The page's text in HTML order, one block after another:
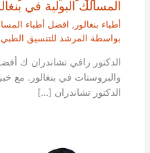
المسالك البولية في
أطباء بنغالور , افضل أطباء المسالك
بواسطة المرشد للتنسيق الطبي
الدكتور رافي تشاندران ك
الدكتور تشاندران […]